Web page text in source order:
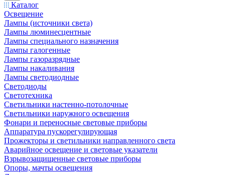
Каталог
Освещение
Лампы (источники света)
Лампы люминесцентные
Лампы специального назначения
Лампы галогенные
Лампы газоразрядные
Лампы накаливания
Лампы светодиодные
Светодиоды
Светотехника
Светильники настенно-потолочные
Светильники наружного освещения
Фонари и переносные световые приборы
Аппаратура пускорегулирующая
Прожекторы и светильники направленного света
Аварийное освещение и световые указатели
Взрывозащищенные световые приборы
Опоры, мачты освещения